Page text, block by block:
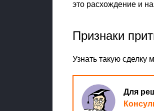
это расхождение и
Признаки
Узнать такую сделку
Для